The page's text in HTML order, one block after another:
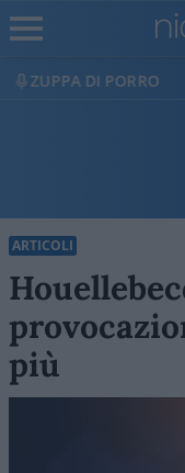
ECONOMIA
ARTICOLI
più